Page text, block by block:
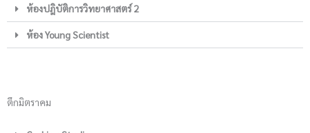
ห้องปฎิบัติการวิทยาศาสตร์ 2
ห้อง Young Scientist
ตึกมิตราคม